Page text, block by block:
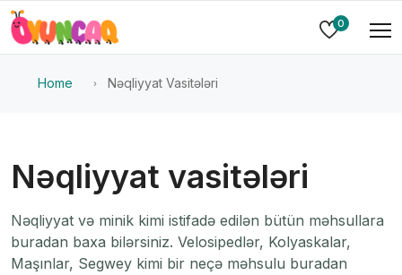
0
Home Nəqliyyat Vasitələri
Nəqliyyat vasitələri
Nəqliyyat və minik kimi istifadə edilən bütün məhsullara
buradan baxa bilərsiniz. Velosipedlər, Kolyaskalar,
Maşınlar, Segwey kimi bir neçə məhsulu buradan